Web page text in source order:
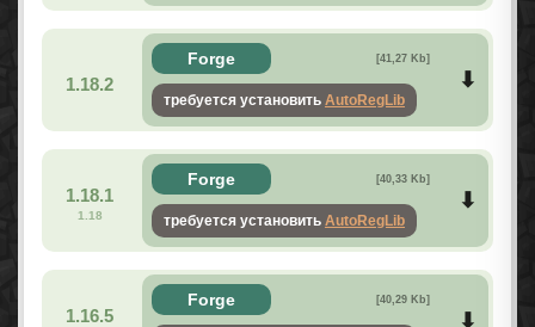
1.18.2
Forge [41,27 Kb]
требуется установить AutoRegLib
1.18.1
1.18
Forge [40,33 Kb]
требуется установить AutoRegLib
1.16.5
Forge [40,29 Kb]